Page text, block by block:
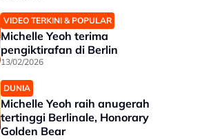
VIDEO TERKINI & POPULAR
Michelle Yeoh terima
pengiktirafan di Berlin
13/02/2026
DUNIA
Michelle Yeoh raih anugerah
tertinggi Berlinale, Honorary
Golden Bear